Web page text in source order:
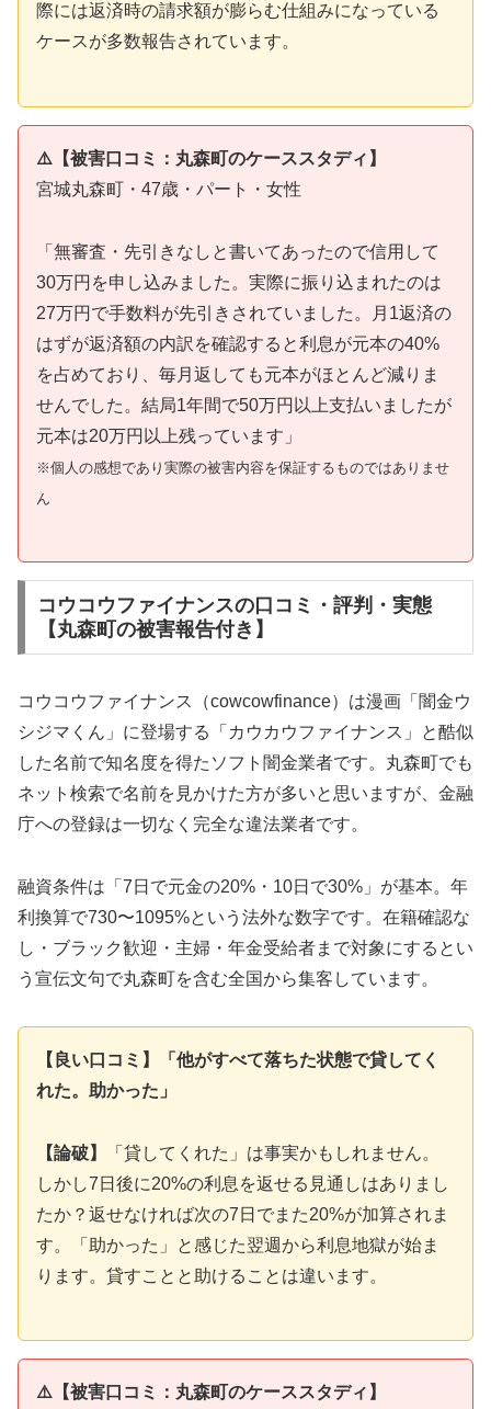
際には返済時の請求額が膨らむ仕組みになっている
ケースが多数報告されています。
⚠️【被害口コミ：丸森町のケーススタディ】
宮城丸森町・47歳・パート・女性
「無審査・先引きなしと書いてあったので信用して
30万円を申し込みました。実際に振り込まれたのは
27万円で手数料が先引きされていました。月1返済の
はずが返済額の内訳を確認すると利息が元本の40%
を占めており、毎月返しても元本がほとんど減りま
せんでした。結局1年間で50万円以上支払いましたが
元本は20万円以上残っています」
※個人の感想であり実際の被害内容を保証するものではありませ
ん
コウコウファイナンスの口コミ・評判・実態
【丸森町の被害報告付き】
コウコウファイナンス（cowcowfinance）は漫画「闇金ウ
シジマくん」に登場する「カウカウファイナンス」と酷似
した名前で知名度を得たソフト闇金業者です。丸森町でも
ネット検索で名前を見かけた方が多いと思いますが、金融
庁への登録は一切なく完全な違法業者です。
融資条件は「7日で元金の20%・10日で30%」が基本。年
利換算で730〜1095%という法外な数字です。在籍確認な
し・ブラック歓迎・主婦・年金受給者まで対象にするとい
う宣伝文句で丸森町を含む全国から集客しています。
【良い口コミ】「他がすべて落ちた状態で貸してく
れた。助かった」
【論破】
「貸してくれた」は事実かもしれません。
しかし7日後に20%の利息を返せる見通しはありまし
たか？返せなければ次の7日でまた20%が加算されま
す。「助かった」と感じた翌週から利息地獄が始ま
ります。貸すことと助けることは違います。
⚠️【被害口コミ：丸森町のケーススタディ】